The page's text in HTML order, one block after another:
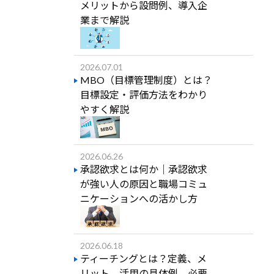
メリットから設問例、導入企
業まで解説
2026.07.01
MBO（目標管理制度）とは？
目標設定・評価方法をわかり
やすく解説
2026.06.26
承認欲求とは何か｜承認欲求
が強い人の原因と職場コミュ
ニケーションへの活かし方
2026.06.18
ティーチングとは？定義、メ